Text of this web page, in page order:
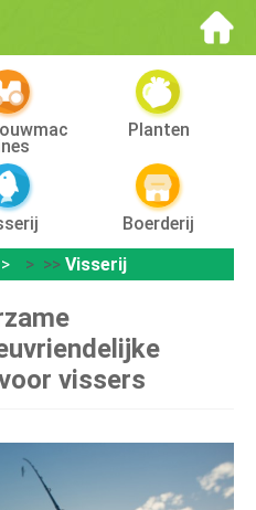
Planten
Boerderij
> >> Visserij
vissers